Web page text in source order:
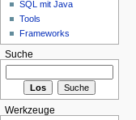
SQL mit Java
Tools
Frameworks
Suche
Werkzeuge